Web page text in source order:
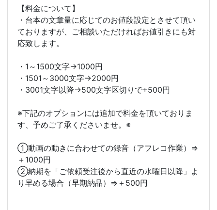
【料金について】
・台本の文章量に応じてのお値段設定とさせて頂い
ておりますが、ご相談いただければお値引きにも対
応致します。
・1～1500文字→1000円
・1501～3000文字→2000円
・3001文字以降→500文字区切りで+500円
※下記のオプションには追加で料金を頂いておりま
す、予めご了承くださいませ。※
①動画の動きに合わせての録音（アフレコ作業）⇒
＋1000円
②納期を「ご依頼受注後から直近の水曜日以降」よ
り早める場合（早期納品）⇒＋500円